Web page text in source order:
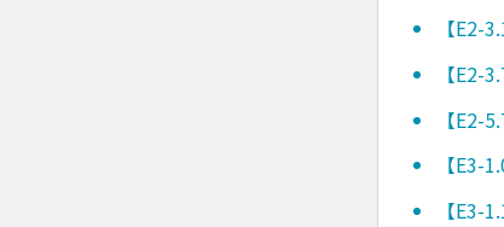
【E2-
【E2-
【E2-
【E3-
【E3-